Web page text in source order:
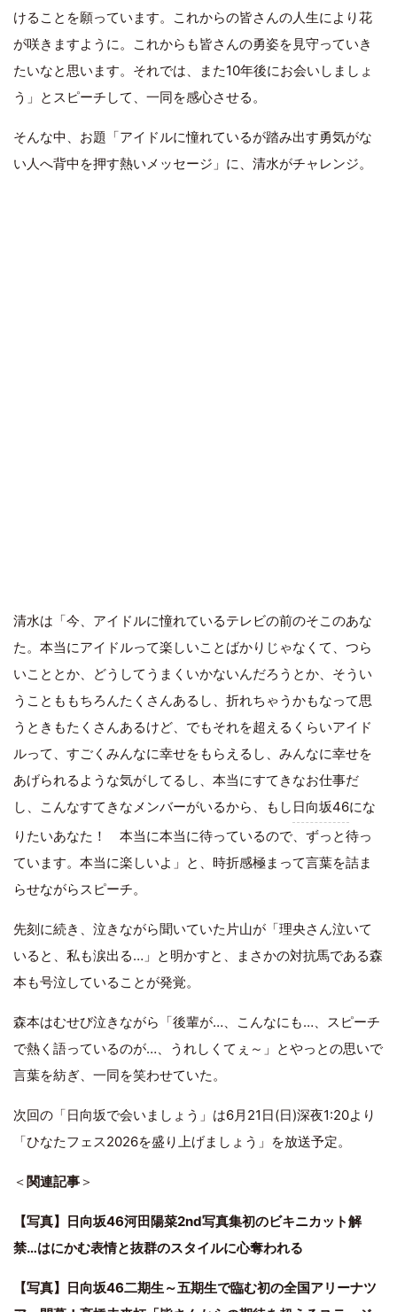
けることを願っています。これからの皆さんの人生により花
が咲きますように。これからも皆さんの勇姿を見守っていき
たいなと思います。それでは、また10年後にお会いしましょ
う」とスピーチして、一同を感心させる。
そんな中、お題「アイドルに憧れているが踏み出す勇気がな
い人へ背中を押す熱いメッセージ」に、清水がチャレンジ。
清水は「今、アイドルに憧れているテレビの前のそこのあな
た。本当にアイドルって楽しいことばかりじゃなくて、つら
いこととか、どうしてうまくいかないんだろうとか、そうい
うことももちろんたくさんあるし、折れちゃうかもなって思
うときもたくさんあるけど、でもそれを超えるくらいアイド
ルって、すごくみんなに幸せをもらえるし、みんなに幸せを
あげられるような気がしてるし、本当にすてきなお仕事だ
し、こんなすてきなメンバーがいるから、もし 日向坂46にな
りたいあなた！ 本当に本当に待っているので、ずっと待っ
ています。本当に楽しいよ」と、時折感極まって言葉を詰ま
らせながらスピーチ。
先刻に続き、泣きながら聞いていた片山が「理央さん泣いて
いると、私も涙出る…」と明かすと、まさかの対抗馬である森
本も号泣していることが発覚。
森本はむせび泣きながら「後輩が…、こんなにも…、スピーチ
で熱く語っているのが…、うれしくてぇ～」とやっとの思いで
言葉を紡ぎ、一同を笑わせていた。
次回の「日向坂で会いましょう」は6月21日(日)深夜1:20より
「ひなたフェス2026を盛り上げましょう」を放送予定。
＜関連記事＞
【写真】日向坂46河田陽菜2nd写真集初のビキニカット解
禁…はにかむ表情と抜群のスタイルに心奪われる
【写真】日向坂46二期生～五期生で臨む初の全国アリーナツ